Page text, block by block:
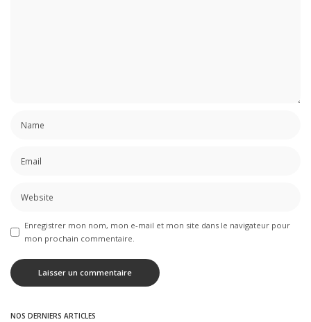
Enregistrer mon nom, mon e-mail et mon site dans le navigateur pour
mon prochain commentaire.
NOS DERNIERS ARTICLES